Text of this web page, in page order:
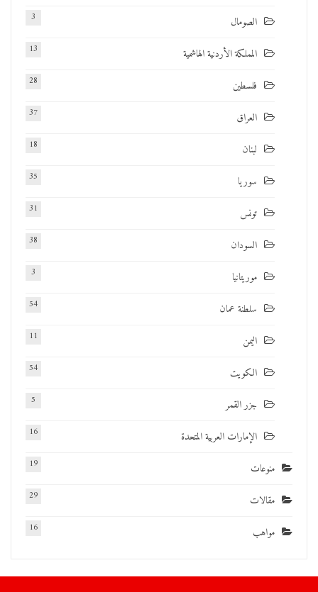
الصومال 3
المملكة الأردنية الهاشمية 13
فلسطين 28
العراق 37
لبنان 18
سوريا 35
تونس 31
السودان 38
موريتانيا 3
سلطنة عمان 54
اليمن 11
الكويت 54
جزر القمر 5
الإمارات العربية المتحدة 16
منوعات 19
مقالات 29
مواهب 16